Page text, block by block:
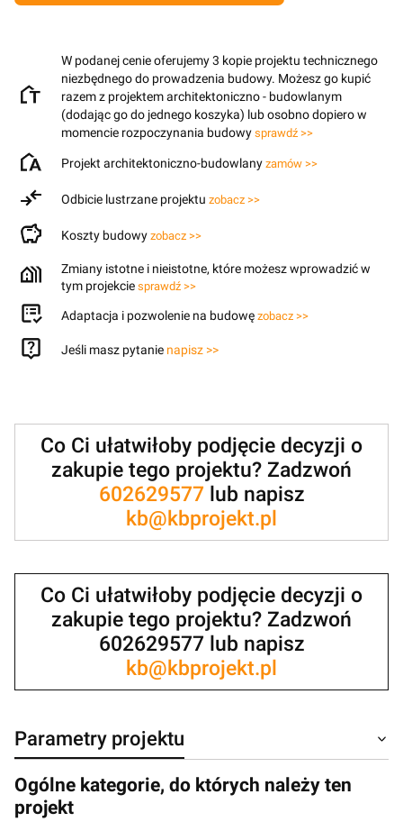
W podanej cenie oferujemy 3 kopie projektu technicznego
niezbędnego do prowadzenia budowy. Możesz go kupić
razem z projektem architektoniczno - budowlanym
(dodając go do jednego koszyka) lub osobno dopiero w
momencie rozpoczynania budowy sprawdź >>
Projekt architektoniczno-budowlany zamów >>
Odbicie lustrzane projektu zobacz >>
Koszty budowy zobacz >>
Zmiany istotne i nieistotne, które możesz wprowadzić w
tym projekcie sprawdź >>
Adaptacja i pozwolenie na budowę zobacz >>
Jeśli masz pytanie napisz >>
Co Ci ułatwiłoby podjęcie decyzji o
zakupie tego projektu? Zadzwoń
602629577lub napisz
kb@kbprojekt.pl
Co Ci ułatwiłoby podjęcie decyzji o
zakupie tego projektu? Zadzwoń
602629577 lub napisz
kb@kbprojekt.pl
Parametry projektu
Ogólne kategorie, do których należy ten
projekt